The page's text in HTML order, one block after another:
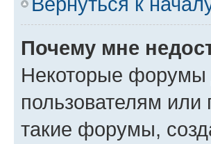
Почему мне
Некоторые форумы
пользователям или
такие форумы,